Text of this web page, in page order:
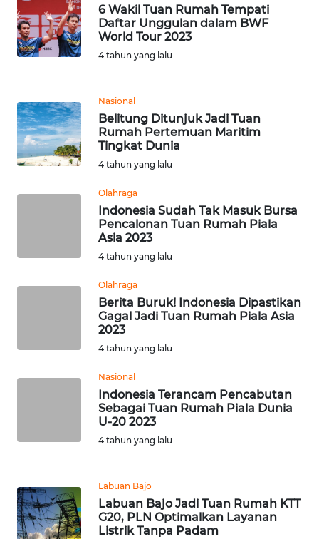
6 Wakil Tuan Rumah Tempati
Daftar Unggulan dalam BWF
World Tour 2023
4 tahun yang lalu
Nasional
Belitung Ditunjuk Jadi Tuan
Rumah Pertemuan Maritim
Tingkat Dunia
4 tahun yang lalu
Olahraga
Indonesia Sudah Tak Masuk Bursa
Pencalonan Tuan Rumah Piala
Asia 2023
4 tahun yang lalu
Olahraga
Berita Buruk! Indonesia Dipastikan
Gagal Jadi Tuan Rumah Piala Asia
2023
4 tahun yang lalu
Nasional
Indonesia Terancam Pencabutan
Sebagai Tuan Rumah Piala Dunia
U-20 2023
4 tahun yang lalu
Labuan Bajo
Labuan Bajo Jadi Tuan Rumah KTT
G20, PLN Optimalkan Layanan
Listrik Tanpa Padam
GORONTALO
WN
SULUT
MALUKU
WN
MALUT
WN
TOBA
WN
TAPANULI
WN
TANJUNG
LESUNG